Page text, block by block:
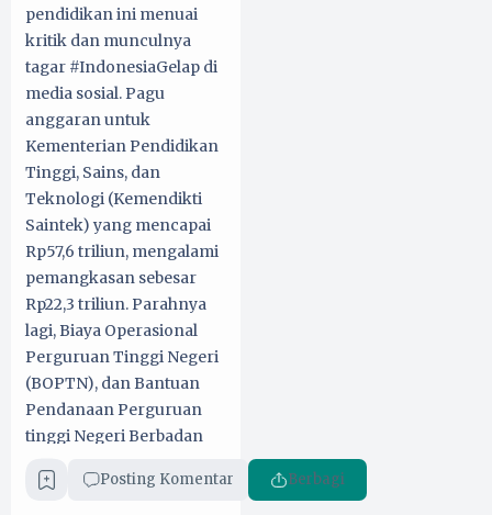
pendidikan ini menuai
kritik dan munculnya
tagar #IndonesiaGelap di
media sosial. Pagu
anggaran untuk
Kementerian Pendidikan
Tinggi, Sains, dan
Teknologi (Kemendikti
Saintek) yang mencapai
Rp57,6 triliun, mengalami
pemangkasan sebesar
Rp22,3 triliun. Parahnya
lagi, Biaya Operasional
Perguruan Tinggi Negeri
(BOPTN), dan Bantuan
Pendanaan Perguruan
tinggi Negeri Berbadan
masing-masing dipotong
Posting Komentar Berbagi